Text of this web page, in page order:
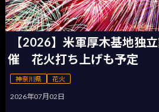
【2026】米軍厚木基地独
催 花火打ち上げも予定
神奈川県 花火
2026年07月02日